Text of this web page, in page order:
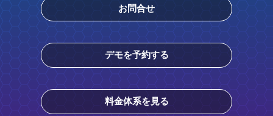
お問合せ
デモを予約する
料金体系を見る